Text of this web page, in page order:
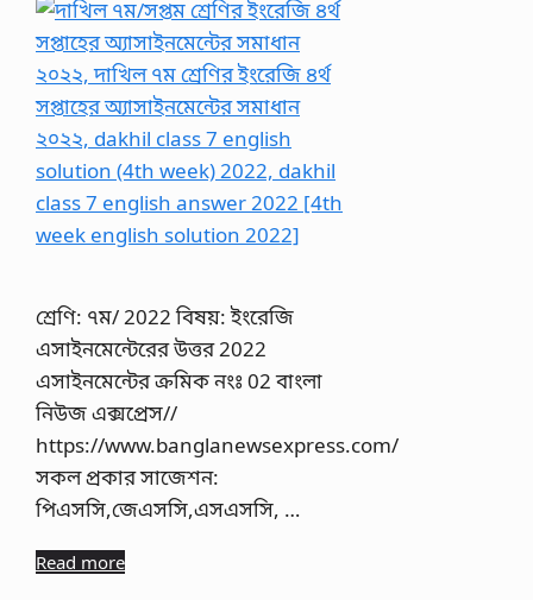
শ্রেণি: ৭ম/ 2022 বিষয়: ইংরেজি
এসাইনমেন্টেরের উত্তর 2022
এসাইনমেন্টের ক্রমিক নংঃ 02 বাংলা
নিউজ এক্সপ্রেস//
https://www.banglanewsexpress.com/
সকল প্রকার সাজেশন:
পিএসসি,জেএসসি,এসএসসি, …
Read more